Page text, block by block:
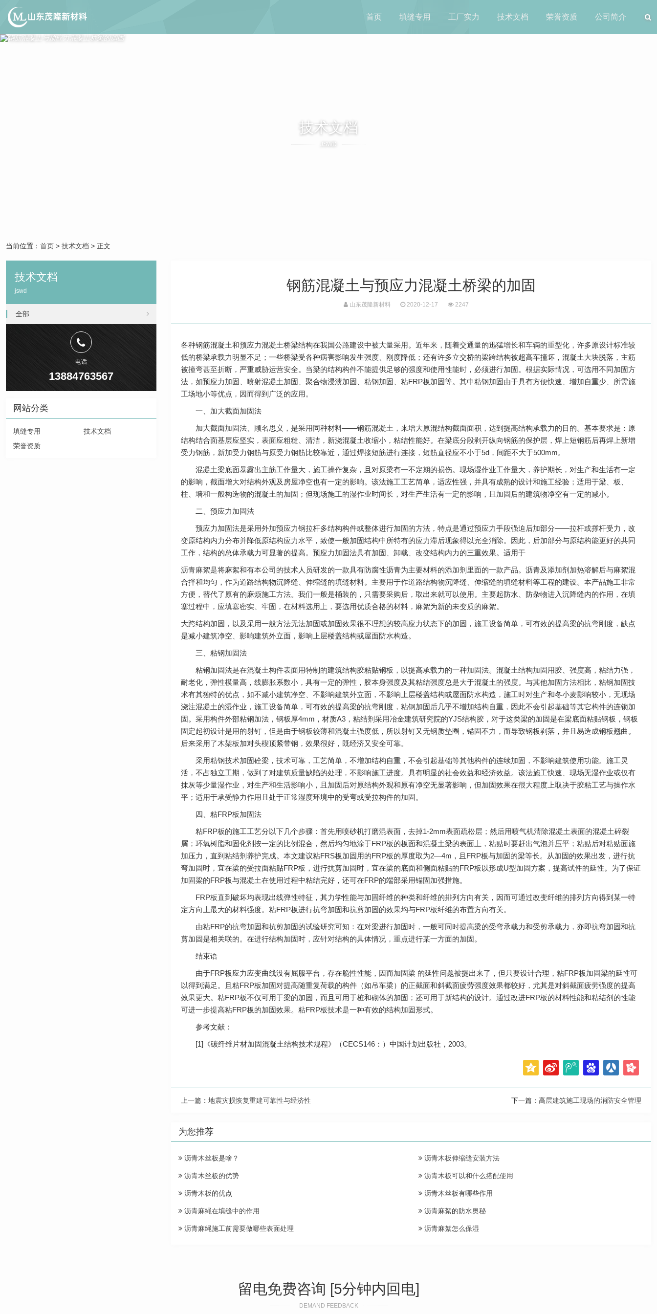
首页 填缝专用 工厂实力 技术文档 荣誉资质 公司简介
技术文档
JSWD
当前位置： 首页 > 技术文档 > 正文
钢筋混凝土与预应力混凝土桥梁的加固
山东茂隆新材料 2020-12-17 2247
各种钢筋混凝土和预应力混凝土桥梁结构在我国公路建设中被大量采用。近年来，随着交通量的迅猛增长和车辆的重型化，许多原设计标准较
低的桥梁承载力明显不足；一些桥梁受各种病害影响发生强度、刚度降低；还有许多立交桥的梁跨结构被超高车撞坏，混凝土大块脱落，主筋
被撞弯甚至折断，严重威胁运营安全。当梁的结构构件不能提供足够的强度和使用性能时，必须进行加固。根据实际情况，可选用不同加固方
法，如预应力加固、喷射混凝土加固、聚合物浸渍加固、粘钢加固、粘FRP板加固等。其中粘钢加固由于具有方便快速、增加自重少、所需施
工场地小等优点，因而得到广泛的应用。
一、加大截面加固法
加大截面加固法、顾名思义，是采用同种材料——钢筋混凝土，来增大原混结构截面面积，达到提高结构承载力的目的。基本要求是：原
结构结合面基层应坚实，表面应粗糙、清洁，新浇混凝土收缩小，粘结性能好。在梁底分段剥开纵向钢筋的保护层，焊上短钢筋后再焊上新增
受力钢筋，新加受力钢筋与原受力钢筋比较靠近，通过焊接短筋进行连接，短筋直径应不小于5d，间距不大于500mm。
混凝土梁底面暴露出主筋工作量大，施工操作复杂，且对原梁有一不定期的损伤。现场湿作业工作量大，养护期长，对生产和生活有一定
的影响，截面增大对结构外观及房屋净空也有一定的影响。该法施工工艺简单，适应性强，并具有成熟的设计和施工经验；适用于梁、板、
柱、墙和一般构造物的混凝土的加固；但现场施工的湿作业时间长，对生产生活有一定的影响，且加固后的建筑物净空有一定的减小。
二、预应力加固法
预应力加固法是采用外加预应力钢拉杆多结构构件或整体进行加固的方法，特点是通过预应力手段强迫后加部分——拉杆或撑杆受力，改
变原结构内力分布并降低原结构应力水平，致使一般加固结构中所特有的应力滞后现象得以完全消除。因此，后加部分与原结构能更好的共同
工作，结构的总体承载力可显著的提高。预应力加固法具有加固、卸载、改变结构内力的三重效果。适用于
沥青麻絮是将麻絮和有本公司的技术人员研发的一款具有防腐性沥青为主要材料的添加剂里面的一款产品。沥青及添加剂加热溶解后与麻絮混
合拌和均匀，作为道路结构物沉降缝、伸缩缝的填缝材料。主要用于作道路结构物沉降缝、伸缩缝的填缝材料等工程的建设。本产品施工非常
方便，替代了原有的麻烦施工方法。我们一般是桶装的，只需要采购后，取出来就可以使用。主要起防水、防杂物进入沉降缝内的作用，在填
塞过程中，应填塞密实、牢固，在材料选用上，要选用优质合格的材料，麻絮为新的未变质的麻絮。
大跨结构加固，以及采用一般方法无法加固或加固效果很不理想的较高应力状态下的加固，施工设备简单，可有效的提高梁的抗弯刚度，缺点
是减小建筑净空、影响建筑外立面，影响上层楼盖结构或屋面防水构造。
三、粘钢加固法
粘钢加固法是在混凝土构件表面用特制的建筑结构胶粘贴钢板，以提高承载力的一种加固法。混凝土结构加固用胶、强度高，粘结力强，
耐老化，弹性模量高，线膨胀系数小，具有一定的弹性，胶本身强度及其粘结强度总是大于混凝土的强度。与其他加固方法相比，粘钢加固技
术有其独特的优点，如不减小建筑净空、不影响建筑外立面，不影响上层楼盖结构或屋面防水构造，施工时对生产和冬小麦影响较小，无现场
浇注混凝土的湿作业，施工设备简单，可有效的提高梁的抗弯刚度，粘钢加固后几乎不增加结构自重，因此不会引起基础等其它构件的连锁加
固。采用构件外部粘钢加法，钢板厚4mm，材质A3，粘结剂采用冶金建筑研究院的YJS结构胶，对于这类梁的加固是在梁底面粘贴钢板，钢板
固定起初设计是用的射钉，但是由于钢板较薄和混凝土强度低，所以射钉又无钢质垫圈，锚固不力，而导致钢板剥落，并且易造成钢板翘曲。
后来采用了木架板加对头楔顶紧带钢，效果很好，既经济又安全可靠。
采用粘钢技术加固砼梁，技术可靠，工艺简单，不增加结构自重，不会引起基础等其他构件的连续加固，不影响建筑使用功能。施工灵
活，不占独立工期，做到了对建筑质量缺陷的处理，不影响施工进度。具有明显的社会效益和经济效益。该法施工快速、现场无湿作业或仅有
抹灰等少量湿作业，对生产和生活影响小，且加固后对原结构外观和原有净空无显著影响，但加固效果在很大程度上取决于胶粘工艺与操作水
平；适用于承受静力作用且处于正常湿度环境中的受弯或受拉构件的加固。
四、粘FRP板加固法
粘FRP板的施工工艺分以下几个步骤：首先用喷砂机打磨混表面，去掉1-2mm表面疏松层；然后用喷气机清除混凝土表面的混凝土碎裂
屑；环氧树脂和固化剂按一定的比例混合，然后均匀地涂于FRP板的板面和混凝土梁的表面上，粘贴时要赶出气泡并压平；粘贴后对粘贴面施
加压力，直到粘结剂养护完成。本文建议粘FRS板加固用的FRP板的厚度取为2—4m，且FRP板与加固的梁等长。从加固的效果出发，进行抗
弯加固时，宜在梁的受拉面粘贴FRP板，进行抗剪加固时，宜在梁的底面和侧面粘贴的FRP板以形成U型加固方案，提高试件的延性。为了保证
加固梁的FRP板与混凝土在使用过程中粘结完好，还可在FRP的端部采用锚固加强措施。
FRP板直到破坏均表现出线弹性特征，其力学性能与加固纤维的种类和纤维的排列方向有关，因而可通过改变纤维的排列方向得到某一特
定方向上最大的材料强度。粘FRP板进行抗弯加固和抗剪加固的效果均与FRP板纤维的布置方向有关。
由粘FRP的抗弯加固和抗剪加固的试验研究可知：在对梁进行加固时，一般可同时提高梁的受弯承载力和受剪承载力，亦即抗弯加固和抗
剪加固是相关联的。在进行结构加固时，应针对结构的具体情况，重点进行某一方面的加固。
结束语
由于FRP板应力应变曲线没有屈服平台，存在脆性性能，因而加固梁 的延性问题被提出来了，但只要设计合理，粘FRP板加固梁的延性可
以得到满足。且粘FRP板加固对提高随重复荷载的构件（如吊车梁）的正截面和斜截面疲劳强度效果都较好，尤其是对斜截面疲劳强度的提高
效果更大。粘FRP板不仅可用于梁的加固，而且可用于桩和砌体的加固；还可用于新结构的设计。通过改进FRP板的材料性能和粘结剂的性能
可进一步提高粘FRP板的加固效果。粘FRP板技术是一种有效的结构加固形式。
参考文献：
[1]《碳纤维片材加固混凝土结构技术规程》（CECS146：）中国计划出版社，2003。
上一篇： 地震灾损恢复重建可靠性与经济性 下一篇： 高层建筑施工现场的消防安全管理
为您推荐
沥青木丝板是啥？ 沥青木板伸缩缝安装方法
沥青木丝板的优势 沥青木板可以和什么搭配使用
沥青木板的优点 沥青木丝板有哪些作用
沥青麻绳在填缝中的作用 沥青麻絮的防水奥秘
沥青麻绳施工前需要做哪些表面处理 沥青麻絮怎么保湿
技术文档
jswd
全部
电话
13884763567
网站分类
填缝专用
技术文档
荣誉资质
留电免费咨询 [5分钟内回电]
DEMAND FEEDBACK